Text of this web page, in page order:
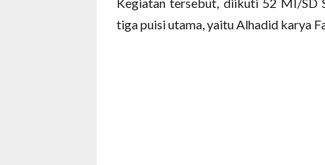
tiga puisi utama, yaitu Alhadid karya